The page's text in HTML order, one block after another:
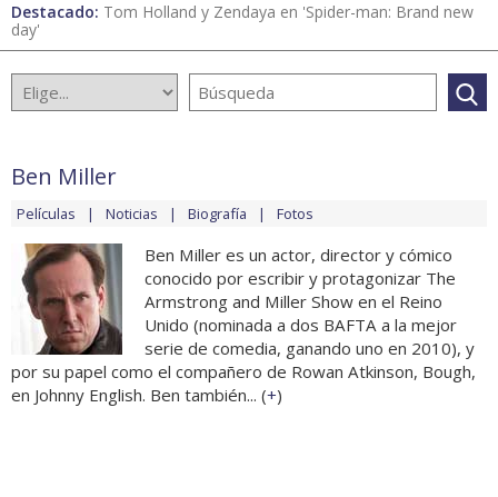
Destacado: Tom Holland y Zendaya en 'Spider-man: Brand new
day'
Ben Miller
Películas Noticias Biografía Fotos
Ben Miller es un actor, director y cómico
conocido por escribir y protagonizar The
Armstrong and Miller Show en el Reino
Unido (nominada a dos BAFTA a la mejor
serie de comedia, ganando uno en 2010), y
por su papel como el compañero de Rowan Atkinson, Bough,
en Johnny English. Ben también... (+)